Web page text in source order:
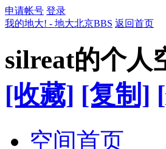
申请帐号 登录
我的地大! - 地大北京BBS 返回首页
silreat的个人
[收藏] [复制]
空间首页